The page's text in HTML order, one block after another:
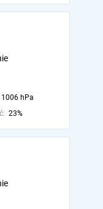
1006 hPa
23%